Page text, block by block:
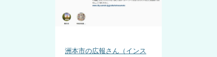
洲本市の広報さん（インス